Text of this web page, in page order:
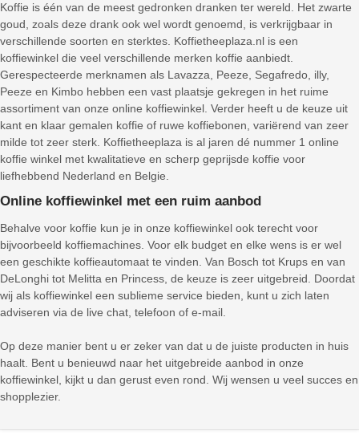
Koffie is één van de meest gedronken dranken ter wereld. Het zwarte
goud, zoals deze drank ook wel wordt genoemd, is verkrijgbaar in
verschillende soorten en sterktes. Koffietheeplaza.nl is een
koffiewinkel die veel verschillende merken koffie aanbiedt.
Gerespecteerde merknamen als Lavazza, Peeze, Segafredo, illy,
Peeze en Kimbo hebben een vast plaatsje gekregen in het ruime
assortiment van onze online koffiewinkel. Verder heeft u de keuze uit
kant en klaar gemalen koffie of ruwe koffiebonen, variërend van zeer
milde tot zeer sterk. Koffietheeplaza is al jaren dé nummer 1 online
koffie winkel met kwalitatieve en scherp geprijsde koffie voor
liefhebbend Nederland en Belgie.
Online koffiewinkel met een ruim aanbod
Behalve voor koffie kun je in onze koffiewinkel ook terecht voor
bijvoorbeeld koffiemachines. Voor elk budget en elke wens is er wel
een geschikte koffieautomaat te vinden. Van Bosch tot Krups en van
DeLonghi tot Melitta en Princess, de keuze is zeer uitgebreid. Doordat
wij als koffiewinkel een sublieme service bieden, kunt u zich laten
adviseren via de live chat, telefoon of e-mail.
Op deze manier bent u er zeker van dat u de juiste producten in huis
haalt. Bent u benieuwd naar het uitgebreide aanbod in onze
koffiewinkel, kijkt u dan gerust even rond. Wij wensen u veel succes en
shopplezier.